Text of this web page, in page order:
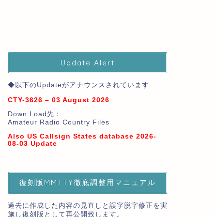
Update Alert
◆以下のUpdateがアナウンスされています
CTY-3626 – 03 August 2026
Down Load先：
Amateur Radio Country Files
Also US Callsign States database 2026-
08-03 Update
復刻版MMTTY徹底調整用マニュアル
過去に作成した内容の見直しと誤字脱字修正を実
施し復刻版として再公開致します。